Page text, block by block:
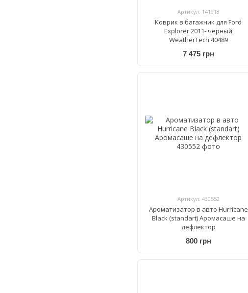
Артикул: 141918
Коврик в багажник для Ford
Explorer 2011- черный
WeatherTech 40489
7 475 грн
Артикул: 430552
Ароматизатор в авто Hurricane
Black (standart) Аромасаше на
дефлектор
800 грн